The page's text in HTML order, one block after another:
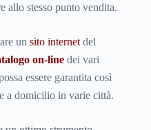
allo stesso punto vendita.
un sito internet del
on-line dei vari
essere garantita così
a domicilio in varie città.